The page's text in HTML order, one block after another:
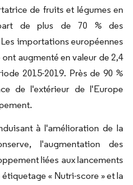
de fruits et légumes en
de plus de 70 % des
importations européennes
augmenté en valeur de 2,4
2015-2019. Près de 90 %
de l'extérieur de l'Europe
à l'amélioration de la
l'augmentation des
liées aux lancements
« Nutri-score » et la